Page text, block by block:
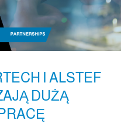
I ALSTEF
DUŻĄ